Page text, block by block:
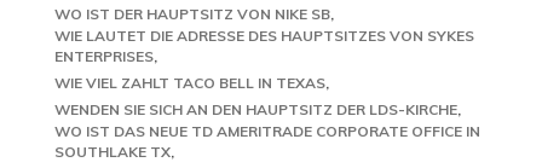
WO IST DER HAUPTSITZ VON NIKE SB
WIE LAUTET DIE ADRESSE DES HAUPTSITZES VON SYKES
ENTERPRISES
WIE VIEL ZAHLT TACO BELL IN TEXAS
WENDEN SIE SICH AN DEN HAUPTSITZ DER LDS-KIRCHE
WO IST DAS NEUE TD AMERITRADE CORPORATE OFFICE IN
SOUTHLAKE TX